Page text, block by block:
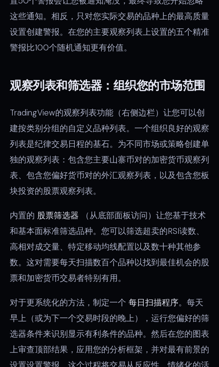
这些通知。相反，只对您实际交易的品种上的最高质量
设置创建警报。在您的主要观察列表上设置的五个精准
警报比100个随机通知更有价值。
观察列表和筛选器：组织您的市场范围
TradingView的观察列表功能（右侧边栏）让您可以创
建按类别分组的自定义品种列表。一个组织良好的观察
列表是纪律交易日程的基石。为不同市场或策略创建单
独的观察列表：包含您主要山寨币对的加密货币观察列
表、包含您偏好货币对的外汇观察列表，以及包含您板
块投资的股票观察列表。
内置的 股票筛选器 （从底部面板访问）让您基于技术
和基本面标准筛选品种。您可以筛选超卖的RSI读数、
高相对成交量、特定移动均线配置以及数十种其他参
数。这对需要每天扫描数百个品种以找到最佳机会的股
票和加密货币交易者特别有用。
对于更系统化的方法，制定一个 每日扫描程序。每天
早上（或为下一个交易时段的晚上），运行您偏好的筛
选器条件来识别显示有利条件的品种。然后在您的图表
上审查顶部结果，应用您的分析框架，并对最有前景的